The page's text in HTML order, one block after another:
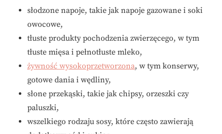
słodzone napoje, takie jak napoje gazowane i soki
owocowe,
tłuste produkty pochodzenia zwierzęcego, w tym
tłuste mięsa i pełnotłuste mleko,
żywność wysokoprzetworzona, w tym konserwy,
gotowe dania i wędliny,
słone przekąski, takie jak chipsy, orzeszki czy
paluszki,
wszelkiego rodzaju sosy, które często zawierają